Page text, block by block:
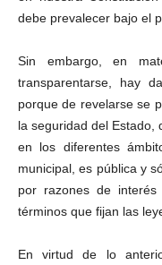
debe prevalecer bajo el
Sin embargo, en
transparentarse, hay
porque de revelarse se
la seguridad del Estado,
en los diferentes
municipal, es pública y
por razones de
términos que fijan las
En virtud de lo